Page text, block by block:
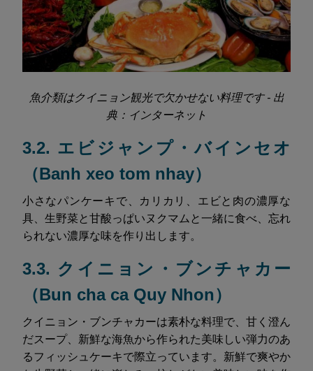
魚介類はクイニョン観光で欠かせない料理です - 出
典：インターネット
3.2. エビジャンプ・バインセオ
（Banh xeo tom nhay）
小さなパンケーキで、カリカリ、エビと肉の濃厚な
具、生野菜と甘酸っぱいヌクマムと一緒に食べ、忘れ
られない濃厚な味を作り出します。
3.3. クイニョン・ブンチャカー
（Bun cha ca Quy Nhon）
クイニョン・ブンチャカーは素朴な料理で、甘く澄ん
だスープ、新鮮な海魚から作られた美味しい弾力のあ
るフィッシュケーキで際立っています。新鮮で爽やか